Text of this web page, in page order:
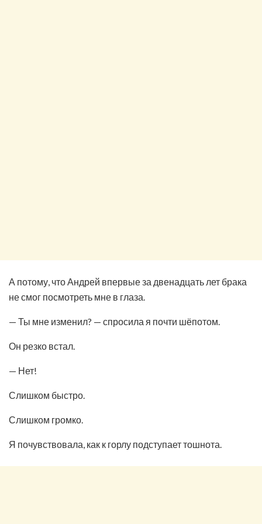
А потому, что Андрей впервые за двенадцать лет брака
не смог посмотреть мне в глаза.
— Ты мне изменил? — спросила я почти шёпотом.
Он резко встал.
— Нет!
Слишком быстро.
Слишком громко.
Я почувствовала, как к горлу подступает тошнота.